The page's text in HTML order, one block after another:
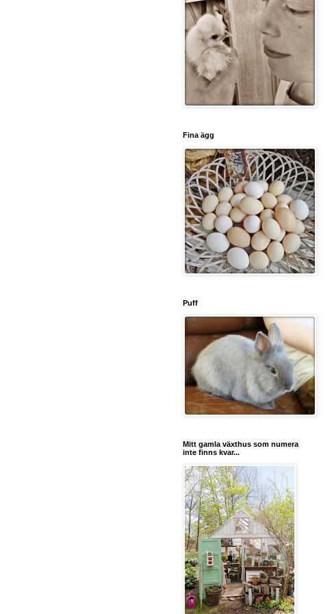
Fina ägg
Puff
Mitt gamla växthus som numera
inte finns kvar...